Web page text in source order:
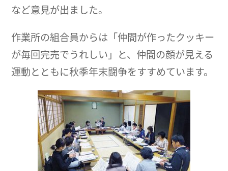
など意見が出ました。
作業所の組合員からは「仲間が作ったクッキー
が毎回完売でうれしい」と、仲間の顔が見える
運動とともに秋季年末闘争をすすめています。